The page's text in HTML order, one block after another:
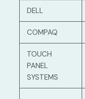
DELL
COMPAQ
TOUCH
PANEL
SYSTEMS